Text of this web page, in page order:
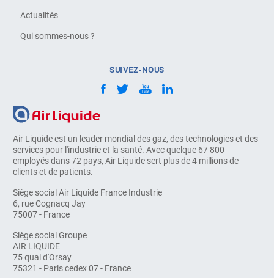
Air Liquide est un leader mondial des gaz, des technologies et des
services pour l'industrie et la santé. Avec quelque 67 800
employés dans 72 pays, Air Liquide sert plus de 4 millions de
clients et de patients.
Siège social Air Liquide France Industrie
6, rue Cognacq Jay
75007 - France
Siège social Groupe
AIR LIQUIDE
75 quai d'Orsay
75321 - Paris cedex 07 - France
Actualités
Qui sommes-nous ?
SUIVEZ-NOUS